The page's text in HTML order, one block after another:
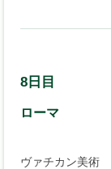
8日目
ローマ
ヴァチカン美術